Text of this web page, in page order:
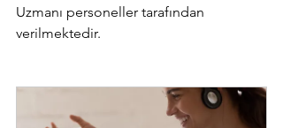
Uzmanı personeller tarafından
verilmektedir.